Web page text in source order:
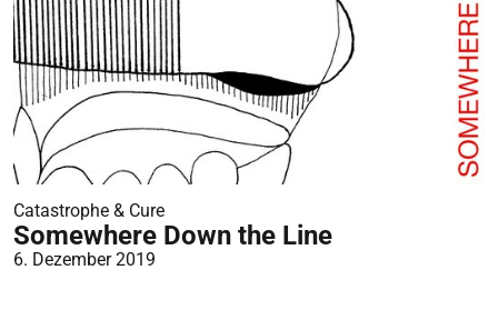
Catastrophe & Cure
Somewhere Down the Line
6. Dezember 2019